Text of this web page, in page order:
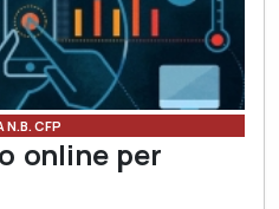
N.B. CFP
online per